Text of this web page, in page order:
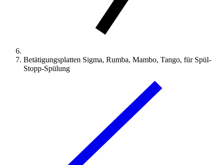
Betätigungsplatten Sigma, Rumba, Mambo, Tango, für Spül-
Stopp-Spülung